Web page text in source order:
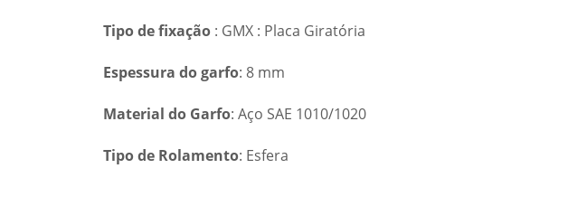
Tipo de fixação : GMX : Placa Giratória
Espessura do garfo: 8 mm
Material do Garfo: Aço SAE 1010/1020
Tipo de Rolamento: Esfera